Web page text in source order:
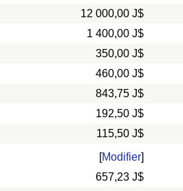
12 000,00 J$
1 400,00 J$
350,00 J$
460,00 J$
843,75 J$
192,50 J$
115,50 J$
[Modifier]
657,23 J$